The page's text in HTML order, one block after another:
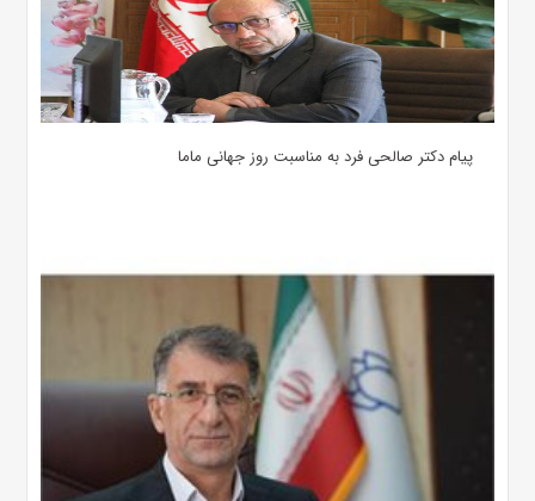
پیام دکتر صالحی فرد به مناسبت روز جهانی ماما